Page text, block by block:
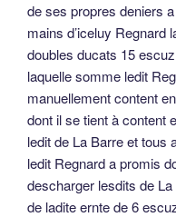
de ses propres deniers
mains d’iceluy Regnard
doubles ducats 15
laquelle somme ledit
manuellement content
dont il se tient à content
ledit de La Barre et tous
ledit Regnard a promis
descharger lesdits de
de ladite ernte de 6